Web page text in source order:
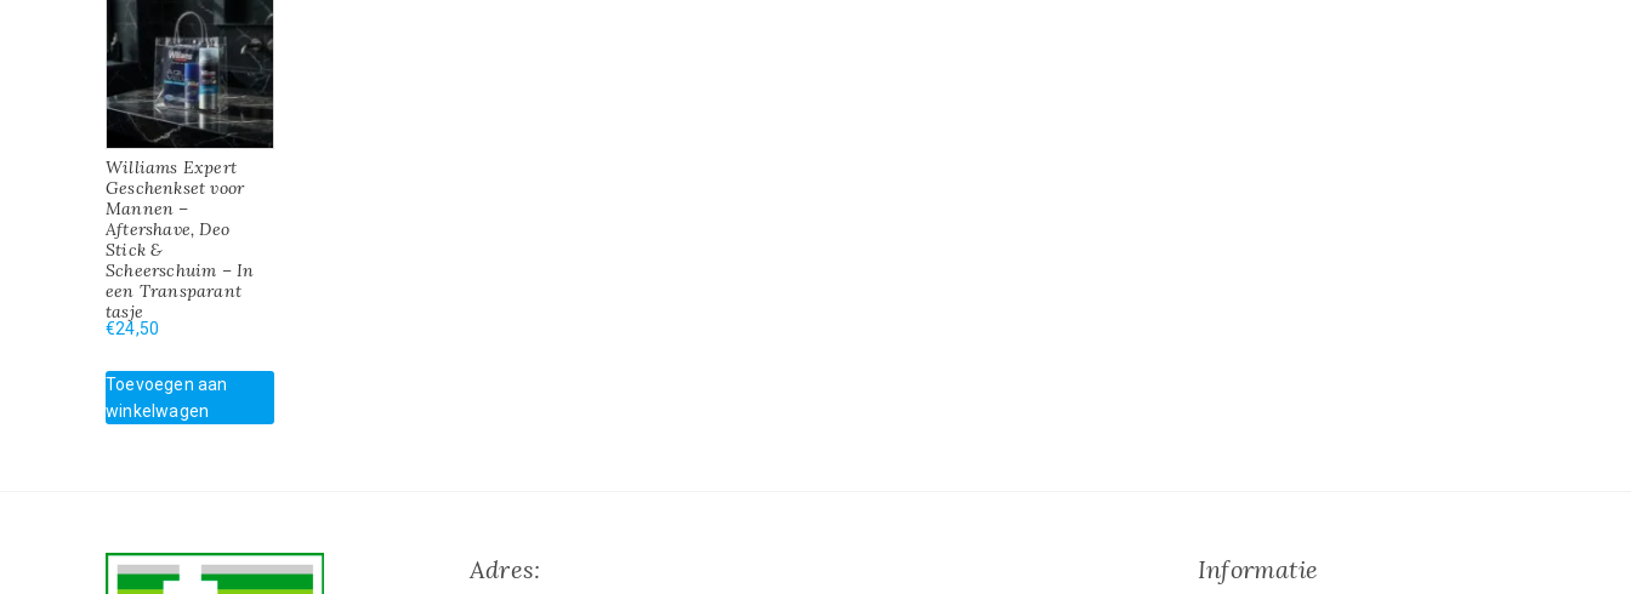
Williams Expert
Geschenkset voor
Mannen –
Aftershave, Deo
Stick &
Scheerschuim – In
een Transparant
tasje
€24,50
Toevoegen aan
winkelwagen
Adres: Informatie